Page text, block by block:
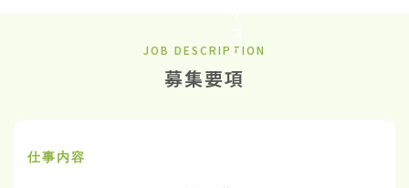
JOB DESCRIPTION
募集要項
仕事内容